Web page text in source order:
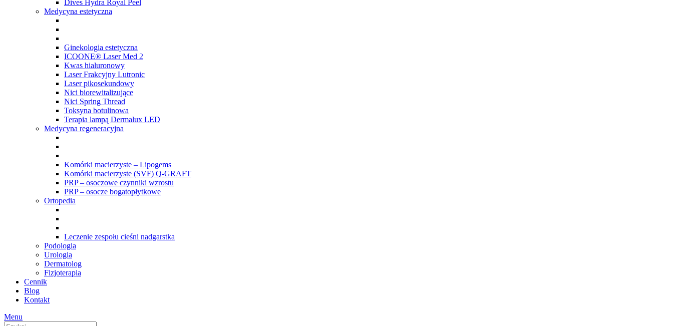
Dives Hydra Royal Peel
Medycyna estetyczna
Ginekologia estetyczna
ICOONE® Laser Med 2
Kwas hialuronowy
Laser Frakcyjny Lutronic
Laser pikosekundowy
Nici biorewitalizujące
Nici Spring Thread
Toksyna botulinowa
Terapia lampą Dermalux LED
Medycyna regeneracyjna
Komórki macierzyste – Lipogems
Komórki macierzyste (SVF) Q-GRAFT
PRP – osoczowe czynniki wzrostu
PRP – osocze bogatopłytkowe
Ortopedia
Leczenie zespołu cieśni nadgarstka
Podologia
Urologia
Dermatolog
Fizjoterapia
Cennik
Blog
Kontakt
Menu